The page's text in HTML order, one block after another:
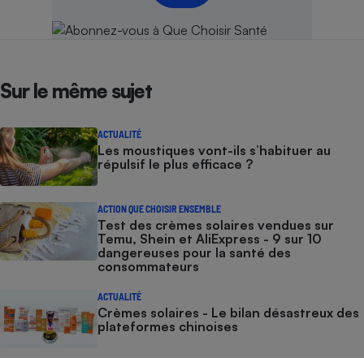
Sur le même sujet
ACTUALITÉ
Les moustiques vont-ils s’habituer au
répulsif le plus efficace ?
ACTION QUE CHOISIR ENSEMBLE
Test des crèmes solaires vendues sur
Temu, Shein et AliExpress - 9 sur 10
dangereuses pour la santé des
consommateurs
ACTUALITÉ
Crèmes solaires - Le bilan désastreux des
plateformes chinoises